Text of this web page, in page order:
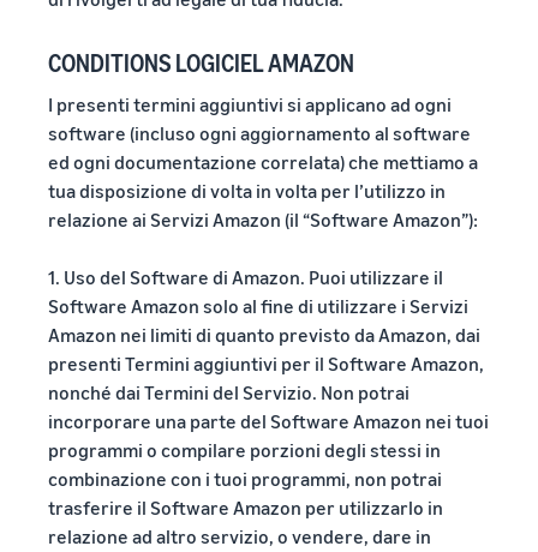
CONDITIONS LOGICIEL AMAZON
I presenti termini aggiuntivi si applicano ad ogni
software (incluso ogni aggiornamento al software
ed ogni documentazione correlata) che mettiamo a
tua disposizione di volta in volta per l’utilizzo in
relazione ai Servizi Amazon (il “Software Amazon”):
1. Uso del Software di Amazon. Puoi utilizzare il
Software Amazon solo al fine di utilizzare i Servizi
Amazon nei limiti di quanto previsto da Amazon, dai
presenti Termini aggiuntivi per il Software Amazon,
nonché dai Termini del Servizio. Non potrai
incorporare una parte del Software Amazon nei tuoi
programmi o compilare porzioni degli stessi in
combinazione con i tuoi programmi, non potrai
trasferire il Software Amazon per utilizzarlo in
relazione ad altro servizio, o vendere, dare in